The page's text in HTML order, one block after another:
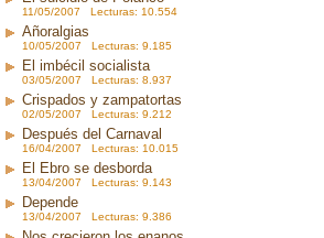
11/05/2007 Lecturas: 10.554
Añoralgias
10/05/2007 Lecturas: 9.185
El imbécil socialista
03/05/2007 Lecturas: 8.937
Crispados y zampatortas
02/05/2007 Lecturas: 9.212
Después del Carnaval
16/04/2007 Lecturas: 10.015
El Ebro se desborda
13/04/2007 Lecturas: 9.143
Depende
13/04/2007 Lecturas: 9.386